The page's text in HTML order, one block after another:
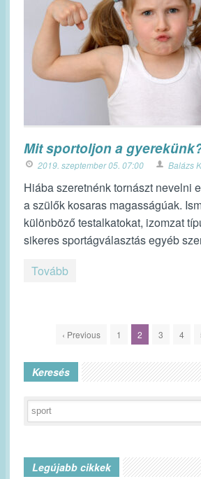
Mit sportoljon a
2019. szeptember 05. 07:00 Balázs
Hiába szeretnénk tornászt nevelni
a szülők kosaras magasságúak.
különböző testalkatokat, izomzat
sikeres sportágválasztás egyéb
Tovább
‹ Previous 1 2 3 4
Keresés
Legújabb cikkek